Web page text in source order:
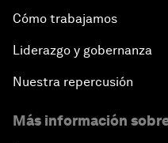
Cómo trabajamos
Liderazgo y gobernanza
Nuestra repercusión
Más información